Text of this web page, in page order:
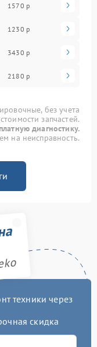
1570 р
1230 р
3430 р
2180 р
без учета
стоимости запчастей.
диагностику.
на неисправность.
техники через
скидка